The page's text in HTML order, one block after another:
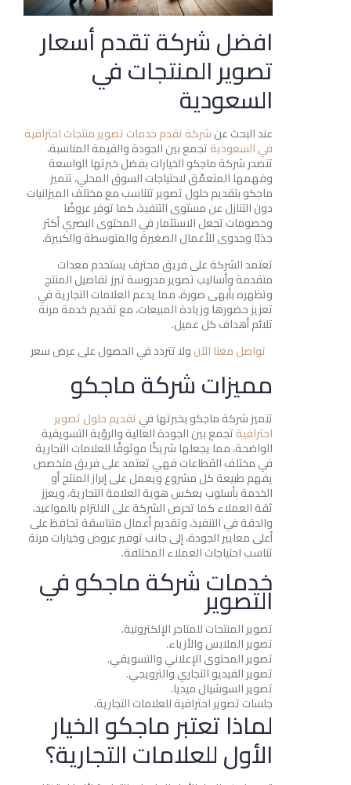
افضل شركة تقدم أسعار
تصوير المنتجات في
السعودية
عند البحث عنشركة تقدم خدمات تصوير منتجات احترافية
في السعوديةتجمع بين الجودة والقيمة المناسبة،
تتصدر شركة ماجكو الخيارات بفضل خبرتها الواسعة
وفهمها المتعمّق لاحتياجات السوق المحلي، تتميز
ماجكو بتقديم حلول تصوير تتناسب مع مختلف الميزانيات
دون التنازل عن مستوى التنفيذ، كما توفر عروضًا
وخصومات تجعل الاستثمار في المحتوى البصري أكثر
جذبًا وجدوى للأعمال الصغيرة والمتوسطة والكبيرة.
تعتمد الشركة على فريق محترف يستخدم معدات
متقدمة وأساليب تصوير مدروسة تبرز تفاصيل المنتج
وتظهره بأبهى صورة، مما يدعم العلامات التجارية في
تعزيز حضورها وزيادة المبيعات، مع تقديم خدمة مرنة
تلائم أهداف كل عميل.
تواصل معنا الآنولا تتردد في الحصول على عرض سعر
مميزات شركة ماجكو
تتميز شركة ماجكو بخبرتها فيتقديم حلول تصوير
احترافيةتجمع بين الجودة العالية والرؤية التسويقية
الواضحة، مما يجعلها شريكًا موثوقًا للعلامات التجارية
في مختلف القطاعات فهي تعتمد على فريق متخصص
يفهم طبيعة كل مشروع ويعمل على إبراز المنتج أو
الخدمة بأسلوب يعكس هوية العلامة التجارية، ويعزز
ثقة العملاء كما تحرص الشركة على الالتزام بالمواعيد،
والدقة في التنفيذ، وتقديم أعمال متناسقة تحافظ على
أعلى معايير الجودة، إلى جانب توفير عروض وخيارات مرنة
تناسب احتياجات العملاء المختلفة.
خدمات شركة ماجكو في
التصوير
تصوير المنتجات للمتاجر الإلكترونية.
تصوير الملابس والأزياء.
تصوير المحتوى الإعلاني والتسويقي.
تصوير الفيديو التجاري والترويجي.
تصوير السوشيال ميديا.
جلسات تصوير احترافية للعلامات التجارية.
لماذا تعتبر ماجكو الخيار
الأول للعلامات التجارية؟